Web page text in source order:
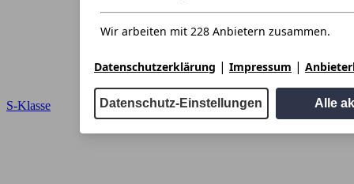
S-Klasse
Wir arbeiten mit 228 Anbietern zusammen.
Datenschutzerklärung | Impressum |
Datenschutz-Einstellungen Alle